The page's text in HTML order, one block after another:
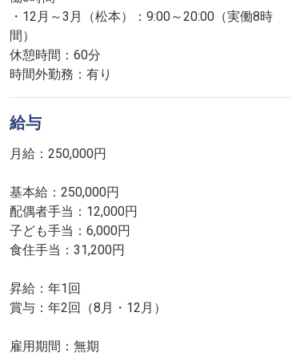
・12月～3月（松本）：9:00～20:00（実働8時
間）
休憩時間：60分
時間外勤務：有り
給与
月給：250,000円
基本給：250,000円
配偶者手当：12,000円
子ども手当：6,000円
食住手当：31,200円
昇給：年1回
賞与：年2回（8月・12月）
雇用期間：無期